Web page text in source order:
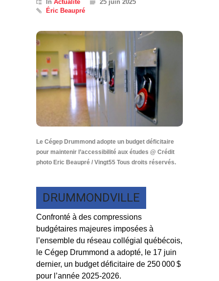
In Actualité
25 juin 2025
Éric Beaupré
Le Cégep Drummond adopte un budget déficitaire
pour maintenir l’accessibilité aux études @ Crédit
photo Eric Beaupré / Vingt55 Tous droits réservés.
DRUMMONDVILLE
Confronté à des compressions
budgétaires majeures imposées à
l’ensemble du réseau collégial québécois,
le Cégep Drummond a adopté, le 17 juin
dernier, un budget déficitaire de 250 000 $
pour l’année 2025-2026.